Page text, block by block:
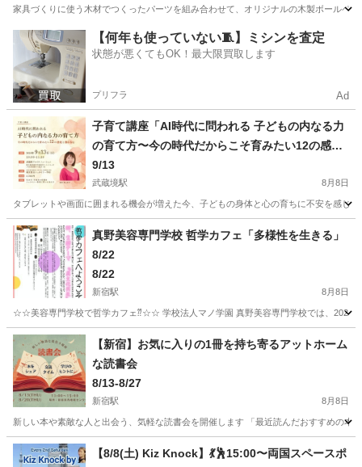
家具づくりに使う木材でつくったパーツを組み合わせて、オリジナルの木製ボールペ
東京 台東区 御徒町駅 ワークショップ 木製
【何年も使っていない🧵】ミシンを査定
状態が悪くてもOK！最大限買取します
プリフラ Ad
子育て講座「AI時代に問われる 子どもの内なる力
の育て方〜今の時代だからこそ育みたい12の感覚
と豊かな心〜」
9/13
武蔵境駅 8月8日
タブレットや画面に囲まれる機会が増えた今、子どもの身体と心の育ちに不安を感じ
東京 武蔵野市 武蔵境駅 ワークショップ 子ども
真野美容専門学校 哲学カフェ「多様性を生きる」
8/22
8/22
新宿駅 8月8日
☆☆美容専門学校で哲学カフェ⁇☆☆ 学校法人マノ学園 真野美容専門学校では、2021
東京 新宿区 新宿駅 ワークショップ 哲学カフェ
【新宿】お気に入りの1冊を持ち寄るアットホーム
な読書会
8/13-8/27
新宿駅 8月8日
新しい本や素敵な人と出会う、気軽な読書会を開催します 「最近読んだおすすめの
東京 新宿区 新宿駅 ワークショップ
【8/8(土) Kiz Knock】💃🕺15:00〜両国スペースポ